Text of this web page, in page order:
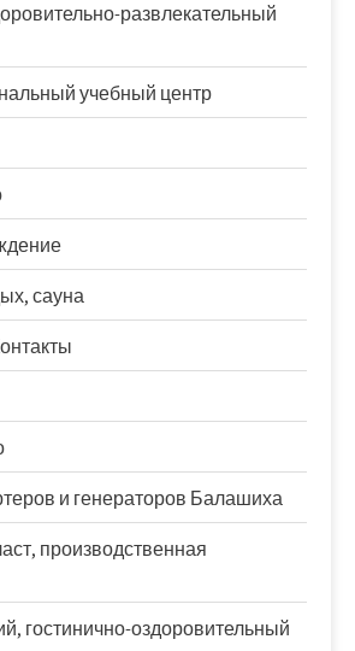
развлекательный
учебный центр
сауна
и генераторов Балашиха
производственная
гостинично-оздоровительный